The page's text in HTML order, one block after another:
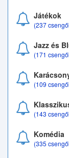
Játékok
(237
Jazz és
(171
(109
(143
Komédia
(335